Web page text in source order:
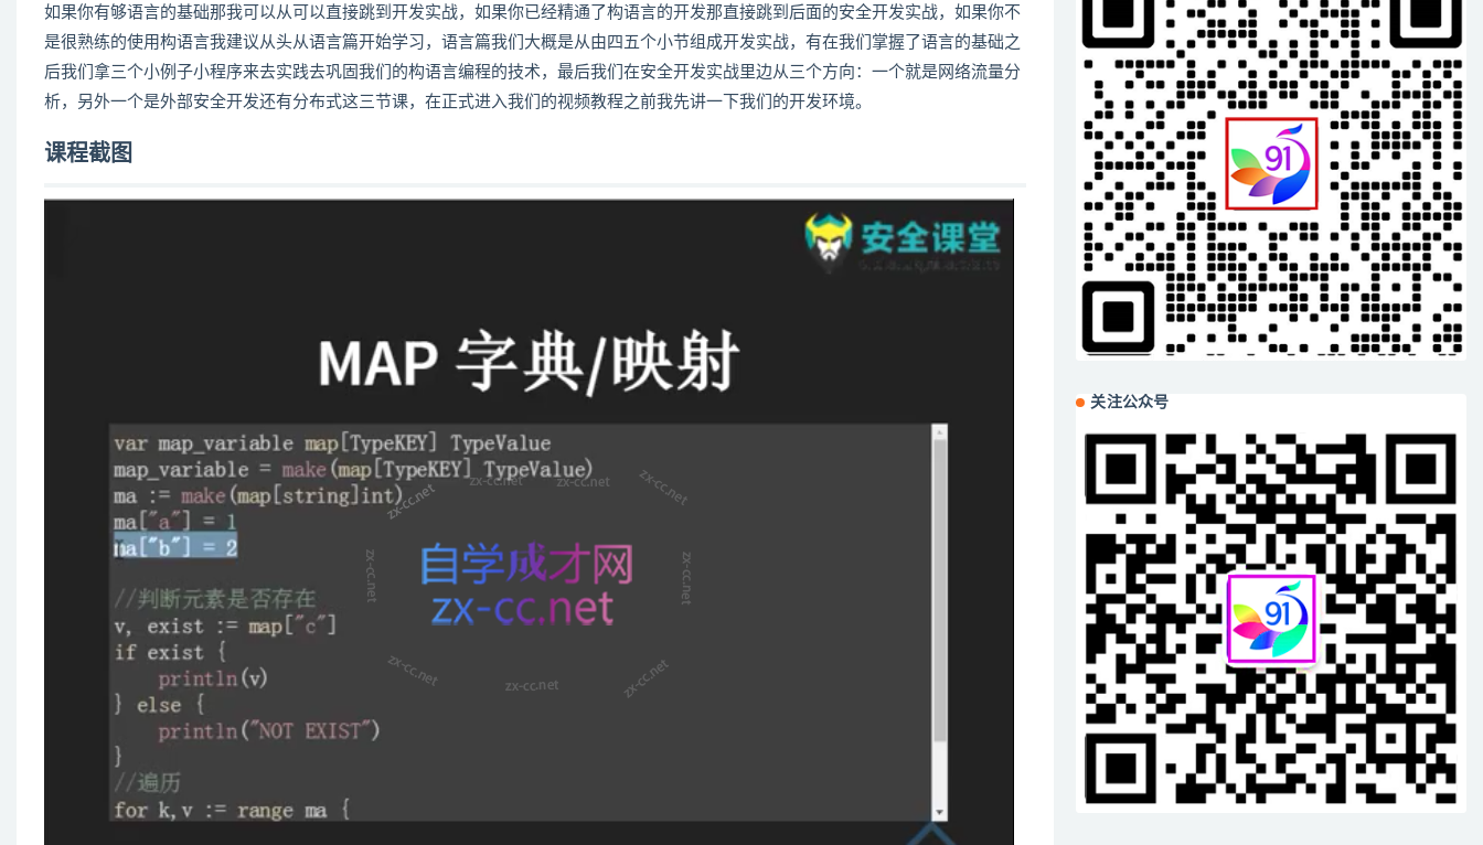
如果你有够语言的基础那我可以从可以直接跳到开发实战，如果你已经精通了构语言的开发那直接跳到后面的安全开发实战，如果你不
是很熟练的使用构语言我建议从头从语言篇开始学习，语言篇我们大概是从由四五个小节组成开发实战，有在我们掌握了语言的基础之
后我们拿三个小例子小程序来去实践去巩固我们的构语言编程的技术，最后我们在安全开发实战里边从三个方向：一个就是网络流量分
析，另外一个是外部安全开发还有分布式这三节课，在正式进入我们的视频教程之前我先讲一下我们的开发环境。
课程截图
关注公众号